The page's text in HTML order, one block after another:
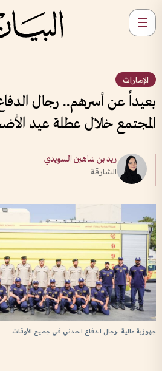
الإمارات
بعيداً عن أسرهم.. رجال
المجتمع خلال عطلة عيد
ريد بن شاهين السويدي
الشارقة
جهوزية عالية لرجال الدفاع المدني في جميع الأوقات